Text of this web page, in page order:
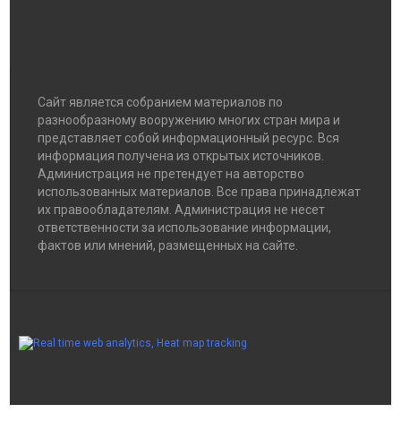
Сайт является собранием материалов по
разнообразному вооружению многих стран мира и
представляет собой информационный ресурс. Вся
информация получена из открытых источников.
Администрация не претендует на авторство
использованных материалов. Все права принадлежат
их правообладателям. Администрация не несет
ответственности за использование информации,
фактов или мнений, размещенных на сайте.